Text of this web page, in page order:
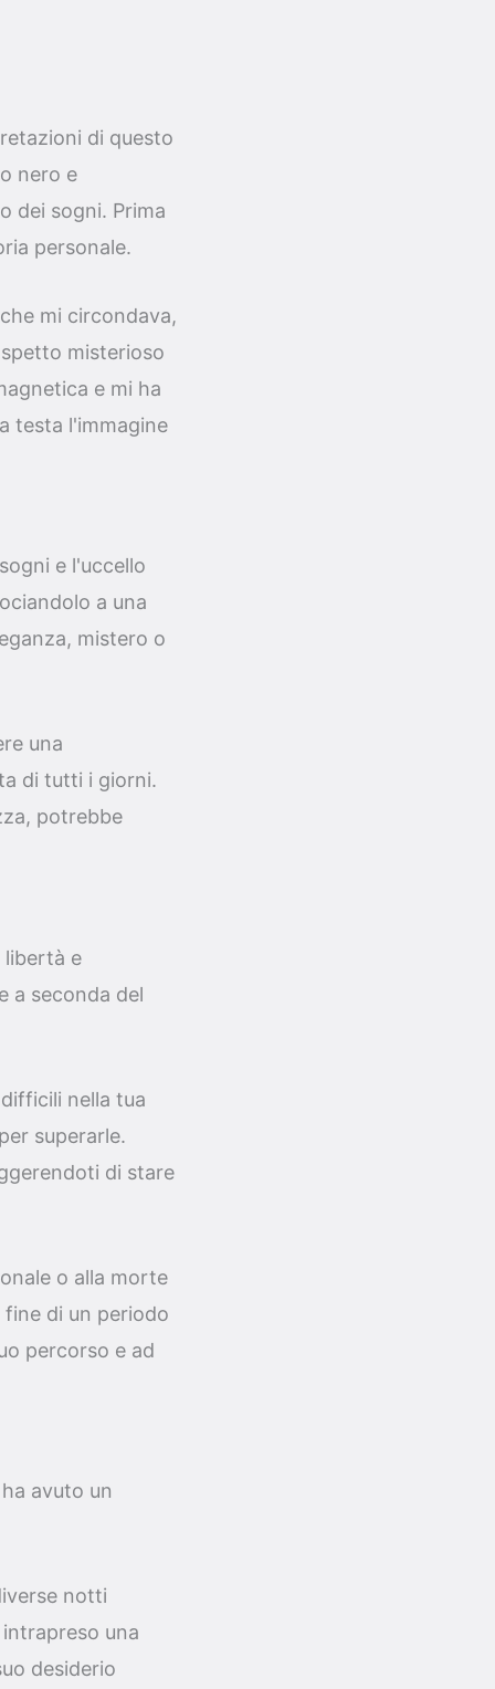
di questo
nero e
dei sogni. Prima
personale.
mi circondava,
misterioso
e mi ha
testa l'immagine
e l'uccello
a una
mistero o
una
di tutti i giorni.
potrebbe
libertà e
a seconda del
nella tua
superarle.
di stare
o alla morte
di un periodo
percorso e ad
avuto un
notti
una
desiderio